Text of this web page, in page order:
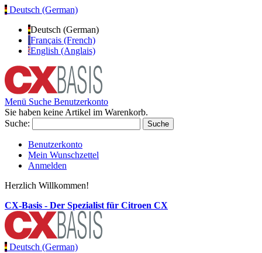
Deutsch (German)
Deutsch (German)
Français (French)
English (Anglais)
Menü Suche Benutzerkonto
Sie haben keine Artikel im Warenkorb.
Suche:
Suche
Benutzerkonto
Mein Wunschzettel
Anmelden
Herzlich Willkommen!
CX-Basis - Der Spezialist für Citroen CX
Deutsch (German)